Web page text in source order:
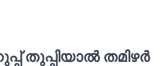
തുപ്പിയാല്‍ തമിഴര്‍